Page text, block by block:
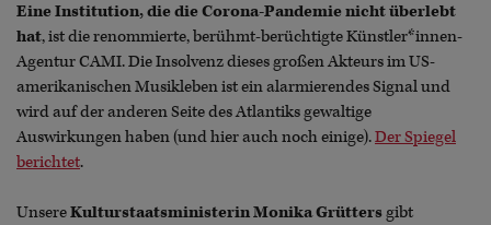
Eine Institution, die die Corona-Pandemie nicht überlebt
hat, ist die renommierte, berühmt-berüchtigte Künstler*innen-
Agentur CAMI. Die Insolvenz dieses großen Akteurs im US-
amerikanischen Musikleben ist ein alarmierendes Signal und
wird auf der anderen Seite des Atlantiks gewaltige
Auswirkungen haben (und hier auch noch einige).Der Spiegel
berichtet.
UnsereKulturstaatsministerin Monika Grüttersgibt